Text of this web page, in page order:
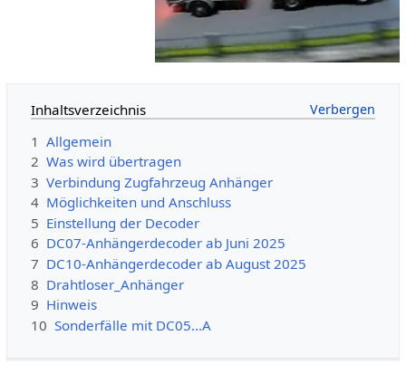
Inhaltsverzeichnis
1 Allgemein
2 Was wird übertragen
3 Verbindung Zugfahrzeug Anhänger
4 Möglichkeiten und Anschluss
5 Einstellung der Decoder
6 DC07-Anhängerdecoder ab Juni 2025
7 DC10-Anhängerdecoder ab August 2025
8 Drahtloser_Anhänger
9 Hinweis
10 Sonderfälle mit DC05...A